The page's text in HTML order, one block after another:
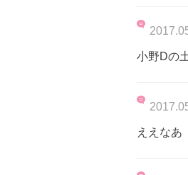
小野Dの
ええなあ